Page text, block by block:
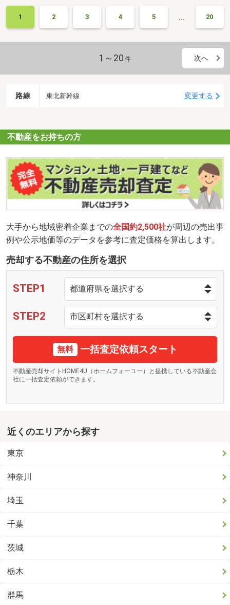
1 2 3 4 5 … 20
1～20 件 次へ
路線 東北新幹線 変更する
不動産をお持ちの方
大手から地域密着企業までの全国約2,500社が周辺の売出事
例や公示地価等のデータを参考に査定価格を算出します。
売却する不動産の住所を選択
STEP1
STEP2
無料 一括査定依頼スタート
不動産売却サイトHOME4U（ホームフォーユー）と提携している不動産会
社に一括査定依頼ができます。
近くのエリアから探す
東京
神奈川
埼玉
千葉
茨城
栃木
群馬